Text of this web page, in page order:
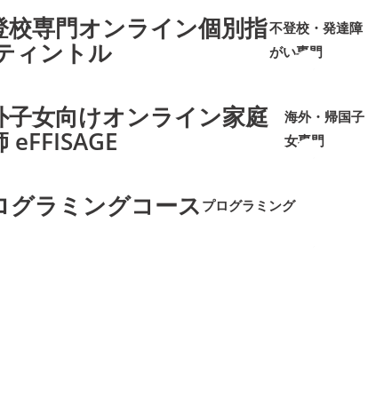
校専門オンライン個別指
ィントル
不登校・発達障
がい専門
子女向けオンライン家庭
eFFISAGE
海外・帰国子
女専門
グラミングコース プログラミング